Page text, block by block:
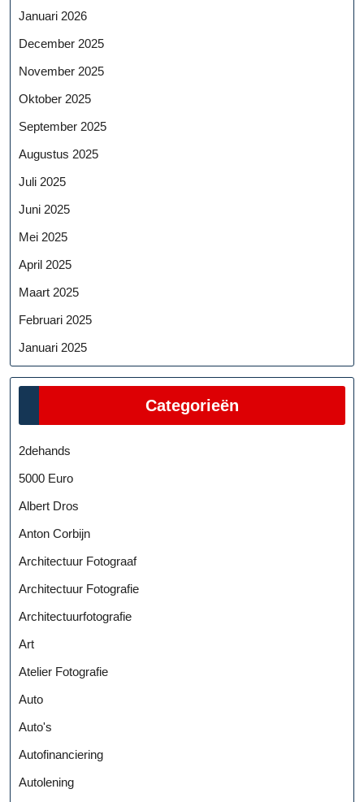
Januari 2026
December 2025
November 2025
Oktober 2025
September 2025
Augustus 2025
Juli 2025
Juni 2025
Mei 2025
April 2025
Maart 2025
Februari 2025
Januari 2025
Categorieën
2dehands
5000 Euro
Albert Dros
Anton Corbijn
Architectuur Fotograaf
Architectuur Fotografie
Architectuurfotografie
Art
Atelier Fotografie
Auto
Auto's
Autofinanciering
Autolening